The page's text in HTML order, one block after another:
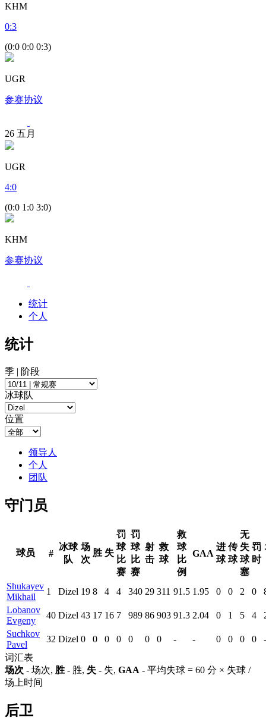
KHM
0:3
(0:0 0:0 0:3)
UGR
参赛协议
26 五月
UGR
4:0
(0:0 1:0 3:0)
KHM
参赛协议
统计
个人
统计
季 | 阶段
冰球队
位置
领导人
个人
团队
守门员
球员 #
冰球
队
场
次
胜 失
罚
球
比
赛
罚
球
比
赛
射
击
救
球
救
球
比
例
GAA
进
球
传
球
无
失
球
塞
罚
时
Shukayev
Mikhail
1 Dizel 19 8 4 4 340 29 311 91.5 1.95 0 0 2 0
Lobanov
Evgeny
40 Dizel 43 17 16 7 989 86 903 91.3 2.04 0 1 5 4
Suchkov
Pavel
32 Dizel 0 0 0 0 0 0 0 - - 0 0 0 0
-
词汇表
场次 - 场次, 胜 - 胜, 失 - 失, GAA - 平均失球 = 60 分 × 失球 /
场上时间
后卫